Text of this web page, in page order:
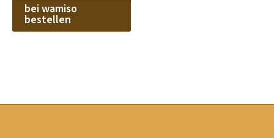
bei wamiso
bestellen